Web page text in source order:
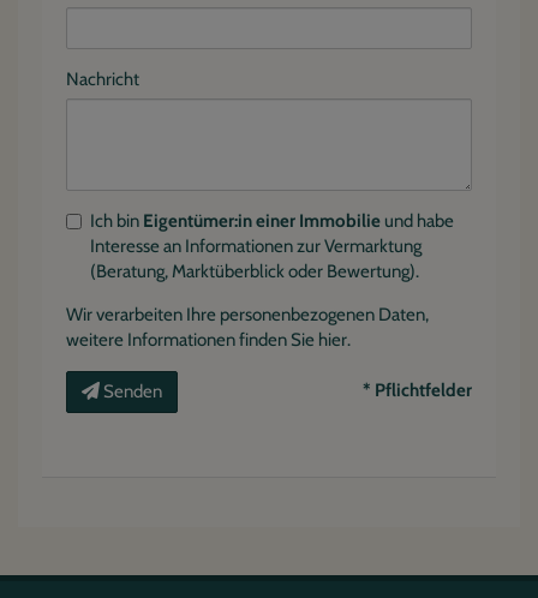
Nachricht
Ich bin Eigentümer:in einer Immobilie und habe
Interesse an Informationen zur Vermarktung
(Beratung, Marktüberblick oder Bewertung).
Wir verarbeiten Ihre personenbezogenen Daten,
weitere Informationen finden Sie hier.
Senden * Pflichtfelder